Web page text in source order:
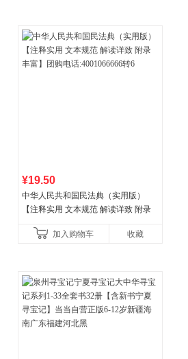
¥19.50
中华人民共和国民法典（实用版）
【注释实用 文本规范 解读详致 附录
加入购物车
收藏